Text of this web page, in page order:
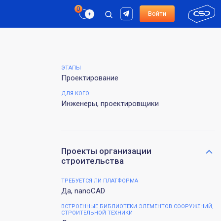
Войти
ЭТАПЫ
Проектирование
ДЛЯ КОГО
Инженеры, проектировщики
Проекты организации
строительства
ТРЕБУЕТСЯ ЛИ ПЛАТФОРМА
Да, nanoCAD
ВСТРОЕННЫЕ БИБЛИОТЕКИ ЭЛЕМЕНТОВ СООРУЖЕНИЙ,
СТРОИТЕЛЬНОЙ ТЕХНИКИ